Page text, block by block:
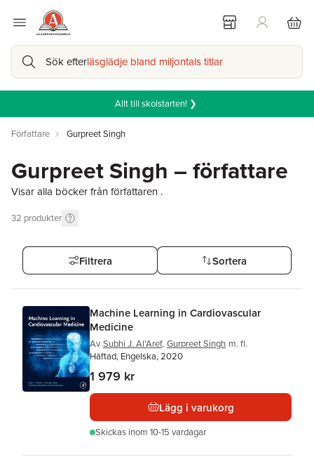
Sök efterläsglädje bland miljontals titlar
Allt till skolstarten! ❯
Författare Gurpreet Singh
Gurpreet Singh – författare
Visar alla böcker från författaren .
32 produkter
Filtrera Sortera
Machine Learning in Cardiovascular
Medicine
Av Subhi J. Al'Aref, Gurpreet Singh m. fl.
Häftad, Engelska, 2020
1 979 kr
Lägg i varukorg
Skickas inom 10-15 vardagar